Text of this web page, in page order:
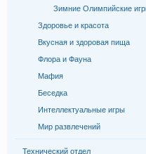
Зимние Олимпийские
Здоровье и красота
Вкусная и здоровая пища
Флора и Фауна
Мафия
Беседка
Интеллектуальные игры
Мир развлечений
Технический отдел